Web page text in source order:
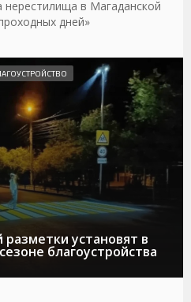
в Магаданской
дней»
установят в
благоустройства